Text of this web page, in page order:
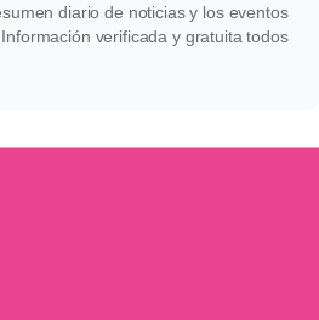
diario de noticias y los eventos
verificada y gratuita todos